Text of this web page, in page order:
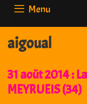
Menu
aigoual
31 août 2014 :
MEYRUEIS (34)